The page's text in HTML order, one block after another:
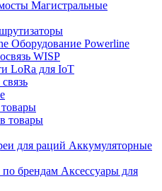
Магистральные
Оборудование Powerline
WISP
LoRa для IoT
товары
Аккумуляторные
Аксессуары для